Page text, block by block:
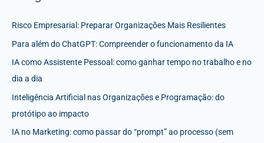
Risco Empresarial: Preparar Organizações Mais Resilientes
Para além do ChatGPT: Compreender o funcionamento da IA
IA como Assistente Pessoal: como ganhar tempo no trabalho e no
dia a dia
Inteligência Artificial nas Organizações e Programação: do
protótipo ao impacto
IA no Marketing: como passar do “prompt” ao processo (sem